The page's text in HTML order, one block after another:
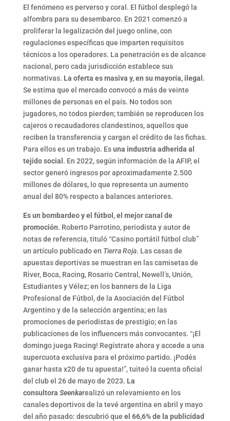
El fenómeno es perverso y coral. El fútbol desplegó la
alfombra para su desembarco. En 2021 comenzó a
proliferar la legalización del juego online, con
regulaciones específicas que imparten requisitos
técnicos a los operadores. La penetración es de alcance
nacional, pero cada jurisdicción establece sus
normativas. La oferta es masiva y, en su mayoría, ilegal .
Se estima que el mercado convocó a más de veinte
millones de personas en el país. No todos son
jugadores, no todos pierden; también se reproducen los
cajeros o recaudadores clandestinos, aquellos que
reciben la transferencia y cargan el crédito de las fichas.
Para ellos es un trabajo. Esuna industria adherida al
tejido social . En 2022, según información de la AFIP, el
sector generó ingresos por aproximadamente 2.500
millones de dólares, lo que representa un aumento
anual del 80% respecto a balances anteriores.
Es un bombardeo y el fútbol, el mejor canal de
promoción. Roberto Parrotino, periodista y autor de
notas de referencia, tituló “Casino portátil fútbol club”
un artículo publicado en Tierra Roja. Las casas de
apuestas deportivas se muestran en las camisetas de
River, Boca, Racing, Rosario Central, Newell’s, Unión,
Estudiantes y Vélez; en los banners de la Liga
Profesional de Fútbol, de la Asociación del Fútbol
Argentino y de la selección argentina; en las
promociones de periodistas de prestigio; en las
publicaciones de los influencers más convocantes. “¡El
domingo juega Racing! Regístrate ahora y accede a una
supercuota exclusiva para el próximo partido. ¡Podés
ganar hasta x20 de tu apuesta!”, tuiteó la cuenta oficial
del club el 26 de mayo de 2023. La
consultora Seenkarealizó un relevamiento en los
canales deportivos de la tevé argentina en abril y mayo
del año pasado: descubrió que el 66,6% de la publicidad